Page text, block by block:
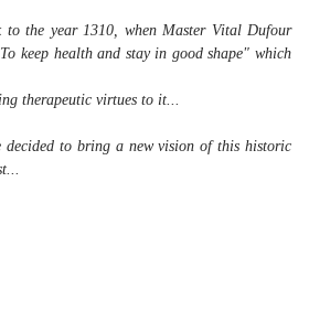
the year 1310, when Master Vital Dufour
keep health and stay in good shape" which
therapeutic virtues to it...
to bring a new vision of this historic